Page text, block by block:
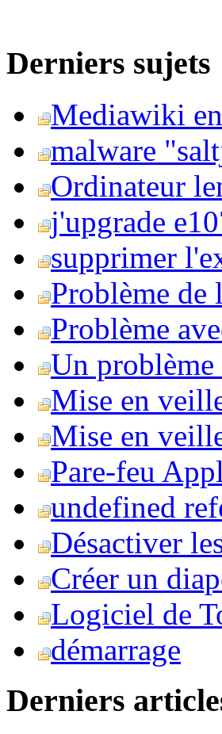
Derniers sujets
Mediawiki en
malware
Ordinateur
j'upgrade
supprimer
Problème de
Problème
Un problème
Mise en
Mise en
Pare-feu
undefined
Désactiver
Créer un
Logiciel de
démarrage
Derniers